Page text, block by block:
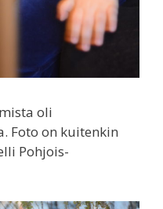
oli
Foto on kuitenkin
Pohjois-